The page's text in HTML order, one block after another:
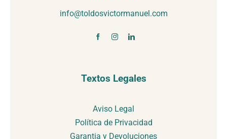
Textos Legales
Aviso Legal
Política de Privacidad
Garantia y Devoluciones
info@toldosvictormanuel.com